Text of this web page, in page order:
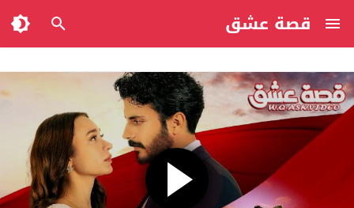
قصة عشق